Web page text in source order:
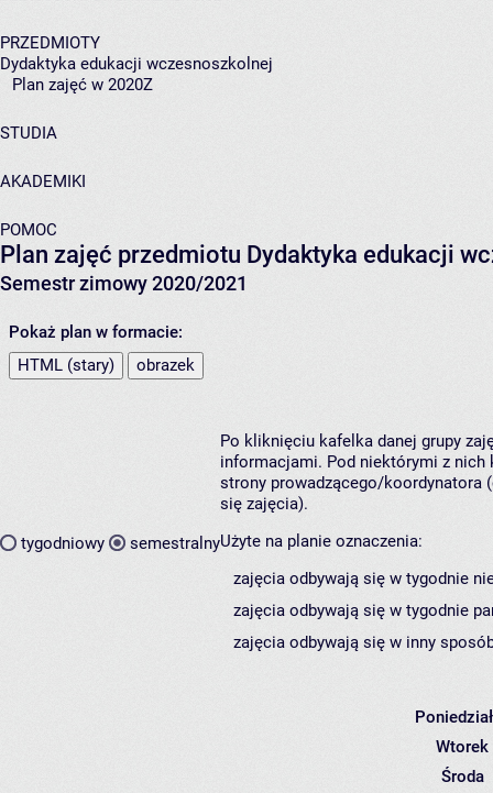
PRZEDMIOTY
Dydaktyka edukacji wczesnoszkolnej
Plan zajęć w 2020Z
STUDIA
AKADEMIKI
POMOC
Plan zajęć przedmiotu Dydaktyka edukacji
Semestr zimowy 2020/2021
Pokaż plan w formacie:
HTML (stary)
obrazek
tygodniowy semestralny
Po kliknięciu kafelka danej grupy
informacjami. Pod niektórymi z nich
strony prowadzącego/koordynatora
się zajęcia).
Użyte na planie oznaczenia:
zajęcia odbywają się w tygodnie
zajęcia odbywają się w tygodnie
zajęcia odbywają się w inny
Wtorek
Środa